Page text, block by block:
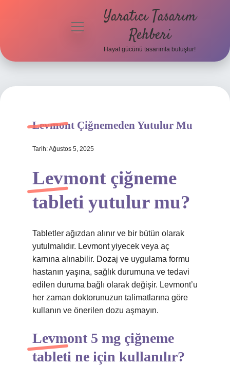
Hakkımızda
menüyü
Yaratıcı Tasarım
Rehberi
Hayal gücünü tasarımla buluştur!
Levmont Çiğnemeden Yutulur Mu
Tarih: Ağustos 5, 2025
Levmont çiğneme
tableti yutulur mu?
Tabletler ağızdan alınır ve bir bütün olarak
yutulmalıdır. Levmont yiyecek veya aç
karnına alınabilir. Dozaj ve uygulama formu
hastanın yaşına, sağlık durumuna ve tedavi
edilen duruma bağlı olarak değişir. Levmont’u
her zaman doktorunuzun talimatlarına göre
kullanın ve önerilen dozu aşmayın.
Levmont 5 mg çiğneme
tableti ne için kullanılır?